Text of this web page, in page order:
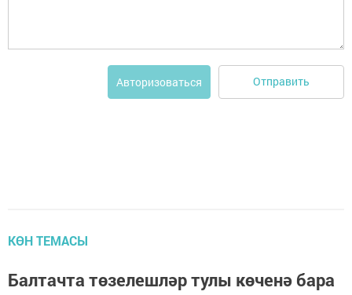
Авторизоваться Отправить
КӨН ТЕМАСЫ
Балтачта төзелешләр тулы көченә бара